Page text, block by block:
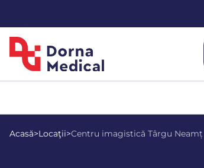
Acasă>Locaţii>Centru imagistică Târgu Neamț